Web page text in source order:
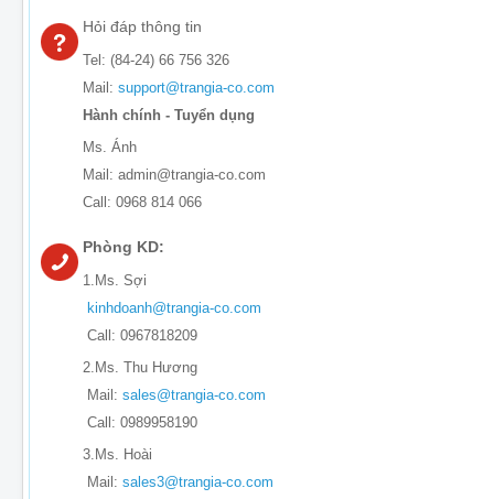
Hỏi đáp thông tin
Tel: (84-24) 66 756 326
Mail: support@trangia-co.com
Hành chính - Tuyển dụng
Ms. Ánh
Mail: admin@trangia-co.com
Call: 0968 814 066
Phòng KD:
1.Ms. Sợi
kinhdoanh@trangia-co.com
Call: 0967818209
2.Ms. Thu Hương
Mail: sales@trangia-co.com
Call: 0989958190
3.Ms. Hoài
Mail: sales3@trangia-co.com